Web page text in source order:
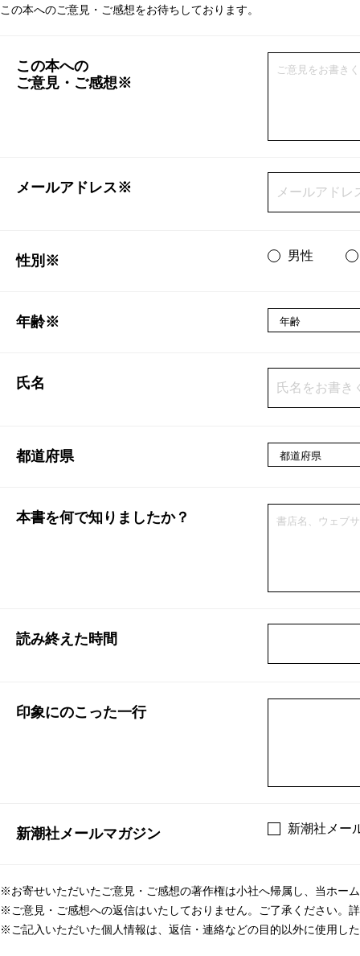
この本へのご意見・ご感想をお待ちしております。
この本への
ご意見・ご感想※
メールアドレス※
性別※ 男性
年齢※
氏名
都道府県
本書を何で知りましたか？
読み終えた時間
印象にのこった一行
新潮社メールマガジン 新潮社メー
※お寄せいただいたご意見・ご感想の著作権は小社へ帰属し、当ホー
※ご意見・ご感想への返信はいたしておりません。ご了承ください。
※ご記入いただいた個人情報は、返信・連絡などの目的以外に使用し